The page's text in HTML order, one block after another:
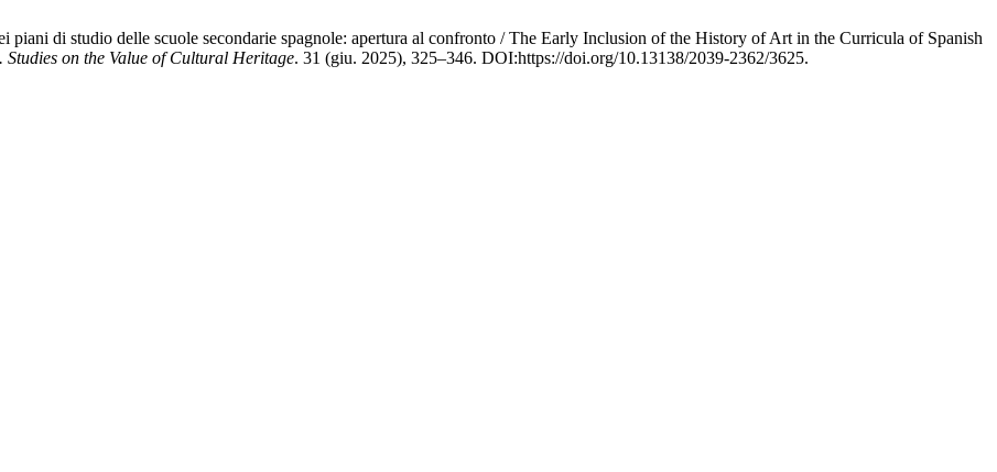
piani di studio delle scuole secondarie spagnole: apertura al confronto / The Early Inclusion of the History of Art in the Curricula of Spanish
on the Value of Cultural Heritage. 31 (giu. 2025), 325–346. DOI:https://doi.org/10.13138/2039-2362/3625.